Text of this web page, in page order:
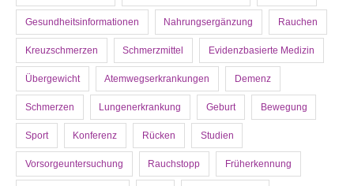
Gesundheitsinformationen Nahrungsergänzung Rauchen
Kreuzschmerzen Schmerzmittel Evidenzbasierte Medizin
Übergewicht Atemwegserkrankungen Demenz
Schmerzen Lungenerkrankung Geburt Bewegung
Sport Konferenz Rücken Studien
Vorsorgeuntersuchung Rauchstopp Früherkennung